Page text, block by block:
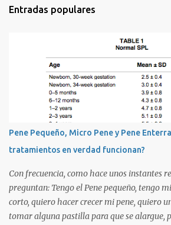
e
s
Entradas populares
Pene Pequeño, Micro Pene y Pene
tratamientos en verdad funcionan?
Con frecuencia, como hace unos instantes
preguntan: Tengo el Pene pequeño, tengo
corto, quiero hacer crecer mi pene, quiero
tomar alguna pastilla para que se alargue,